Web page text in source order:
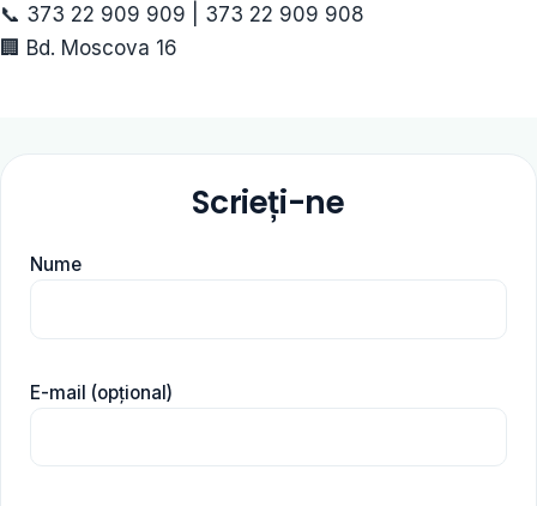
📞 373 22 909 909 | 373 22 909 908
🏢 Bd. Moscova 16
Scrieți-ne
Nume
E-mail (opțional)